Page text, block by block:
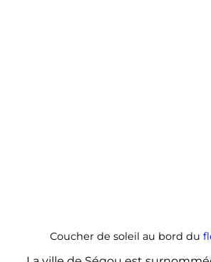
Coucher de soleil au bord du